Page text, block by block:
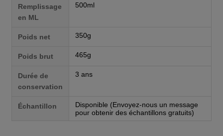
Remplissage
en ML
500ml
Poids net 350g
Poids brut 465g
Durée de
conservation
3 ans
Échantillon
Disponible (Envoyez-nous un message
pour obtenir des échantillons gratuits)